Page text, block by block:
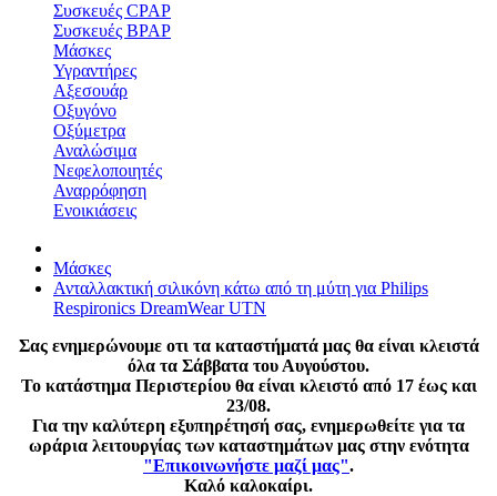
Συσκευές CPAP
Συσκευές BPAP
Μάσκες
Υγραντήρες
Αξεσουάρ
Οξυγόνο
Οξύμετρα
Αναλώσιμα
Νεφελοποιητές
Αναρρόφηση
Ενοικιάσεις
Μάσκες
Ανταλλακτική σιλικόνη κάτω από τη μύτη για Philips
Respironics DreamWear UTN
Σας ενημερώνουμε οτι τα καταστήματά μας θα είναι κλειστά
όλα τα Σάββατα του Αυγούστου.
Το κατάστημα Περιστερίου θα είναι κλειστό από 17 έως και
23/08.
Για την καλύτερη εξυπηρέτησή σας, ενημερωθείτε για τα
ωράρια λειτουργίας των καταστημάτων μας στην ενότητα
"Επικοινωνήστε μαζί μας".
Καλό καλοκαίρι.